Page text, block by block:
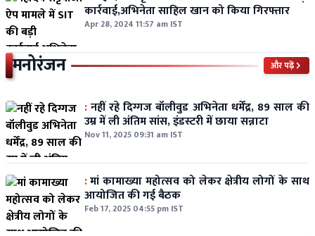
कार्रवाई,अभिनेता साहिल खान को किया गिरफ्तार
Apr 28, 2024 11:57 am IST
मनोरंजन और पढ़ें
:नहीं रहे दिग्गज बॉलीवुड अभिनेता धर्मेंद्र, 89 साल की
उम्र में ली अंतिम सांस, इंडस्टरी में छाया सन्नाटा
Nov 11, 2025 09:31 am IST
:मां कामाख्या महोत्सव को लेकर क्षेत्रीय लोगों के साथ
आयोजित की गई बैठक
Feb 17, 2025 04:55 pm IST